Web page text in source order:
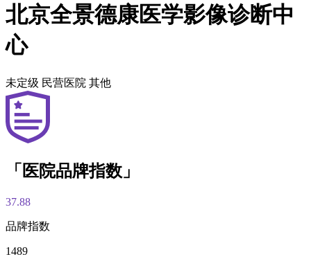
北京全景德康医学影像诊断中
心
未定级 民营医院 其他
「医院品牌指数」
37.88
品牌指数
1489